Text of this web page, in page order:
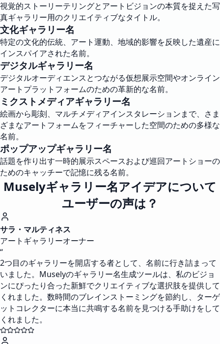
視覚的ストーリーテリングとアートビジョンの本質を捉えた写
真ギャラリー用のクリエイティブなタイトル。
文化ギャラリー名
特定の文化的伝統、アート運動、地域的影響を反映した遺産に
インスパイアされた名前。
デジタルギャラリー名
デジタルオーディエンスとつながる仮想展示空間やオンライン
アートプラットフォームのための革新的な名前。
ミクストメディアギャラリー名
絵画から彫刻、マルチメディアインスタレーションまで、さま
ざまなアートフォームをフィーチャーした空間のための多様な
名前。
ポップアップギャラリー名
話題を作り出す一時的展示スペースおよび巡回アートショーの
ためのキャッチーで記憶に残る名前。
Muselyギャラリー名アイデアについて
ユーザーの声は？
サラ・マルティネス
アートギャラリーオーナー
“
2つ目のギャラリーを開店する者として、名前に行き詰まって
いました。Muselyのギャラリー名生成ツールは、私のビジョ
ンにぴったり合った新鮮でクリエイティブな選択肢を提供して
くれました。数時間のブレインストーミングを節約し、ターゲ
ットコレクターに本当に共鳴する名前を見つける手助けをして
くれました。